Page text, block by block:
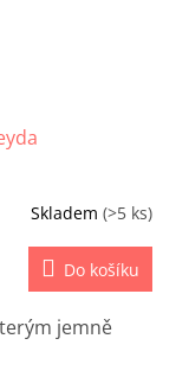
Skladem (>5 ks)
Do košíku
jemně